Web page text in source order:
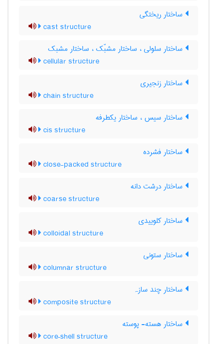
ساختار ریختگی
cast structure
ساختار سلولی ، ساختار مشبّک ، ساختار مشبک
cellular structure
ساختار زنجیری
chain structure
ساختار سیس ، ساختار یکطرفه
cis structure
ساختار فشرده
close-packed structure
ساختار درشت دانه
coarse structure
ساختار کلوییدی
colloidal structure
ساختار ستونی
columnar structure
ساختار چند سازہ
composite structure
ساختار هسته- پوسته
core–shell structure